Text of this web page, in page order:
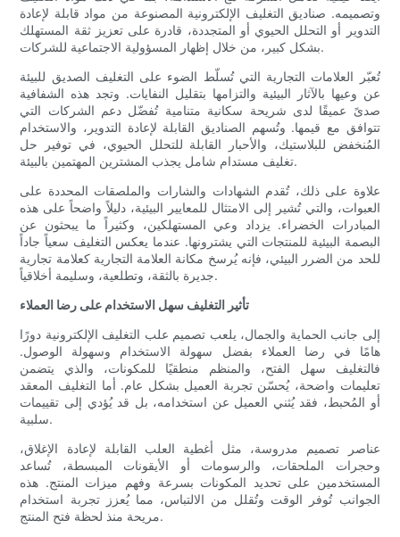
وتصميمه. صناديق التغليف الإلكترونية المصنوعة من مواد قابلة لإعادة
التدوير أو التحلل الحيوي أو المتجددة، قادرة على تعزيز ثقة المستهلك
بشكل كبير، من خلال إظهار المسؤولية الاجتماعية للشركات.
تُعبّر العلامات التجارية التي تُسلّط الضوء على التغليف الصديق للبيئة
عن وعيها بالآثار البيئية والتزامها بتقليل النفايات. وتجد هذه الشفافية
صدىً عميقًا لدى شريحة سكانية متنامية تُفضّل دعم الشركات التي
تتوافق مع قيمها. وتُسهم الصناديق القابلة لإعادة التدوير، والاستخدام
المُنخفض للبلاستيك، والأحبار القابلة للتحلل الحيوي، في توفير حل
تغليف مستدام شامل يجذب المشترين المهتمين بالبيئة.
علاوة على ذلك، تُقدم الشهادات والشارات والملصقات المحددة على
العبوات، والتي تُشير إلى الامتثال للمعايير البيئية، دليلاً واضحاً على هذه
المبادرات الخضراء. يزداد وعي المستهلكين، وكثيراً ما يبحثون عن
البصمة البيئية للمنتجات التي يشترونها. عندما يعكس التغليف سعياً جاداً
للحد من الضرر البيئي، فإنه يُرسخ مكانة العلامة التجارية كعلامة تجارية
جديرة بالثقة، وتطلعية، وسليمة أخلاقياً.
تأثير التغليف سهل الاستخدام على رضا العملاء
إلى جانب الحماية والجمال، يلعب تصميم علب التغليف الإلكترونية دورًا
هامًا في رضا العملاء بفضل سهولة الاستخدام وسهولة الوصول.
فالتغليف سهل الفتح، والمنظم منطقيًا للمكونات، والذي يتضمن
تعليمات واضحة، يُحسّن تجربة العميل بشكل عام. أما التغليف المعقد
أو المُحبط، فقد يُثني العميل عن استخدامه، بل قد يُؤدي إلى تقييمات
سلبية.
عناصر تصميم مدروسة، مثل أغطية العلب القابلة لإعادة الإغلاق،
وحجرات الملحقات، والرسومات أو الأيقونات المبسطة، تُساعد
المستخدمين على تحديد المكونات بسرعة وفهم ميزات المنتج. هذه
الجوانب تُوفر الوقت وتُقلل من الالتباس، مما يُعزز تجربة استخدام
مريحة منذ لحظة فتح المنتج.